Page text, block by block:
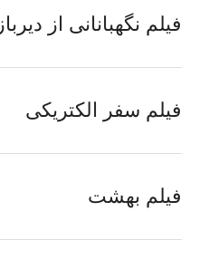
فیلم نگهبانانی از دیرباز ۲
فیلم سفر الکتریکی
فیلم بهشت